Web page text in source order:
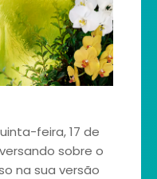
feira, 17 de
sobre o
na sua versão